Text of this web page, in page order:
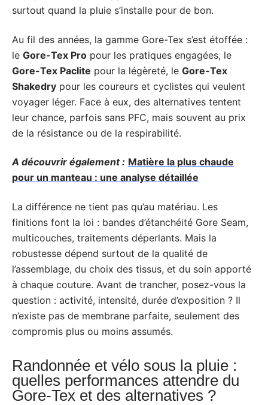
surtout quand la pluie s’installe pour de bon.
Au fil des années, la gamme Gore-Tex s’est étoffée :
le Gore-Tex Pro pour les pratiques engagées, le
Gore-Tex Paclite pour la légèreté, le Gore-Tex
Shakedry pour les coureurs et cyclistes qui veulent
voyager léger. Face à eux, des alternatives tentent
leur chance, parfois sans PFC, mais souvent au prix
de la résistance ou de la respirabilité.
A découvrir également : Matière la plus chaude
pour un manteau : une analyse détaillée
La différence ne tient pas qu’au matériau. Les
finitions font la loi : bandes d’étanchéité Gore Seam,
multicouches, traitements déperlants. Mais la
robustesse dépend surtout de la qualité de
l’assemblage, du choix des tissus, et du soin apporté
à chaque couture. Avant de trancher, posez-vous la
question : activité, intensité, durée d’exposition ? Il
n’existe pas de membrane parfaite, seulement des
compromis plus ou moins assumés.
Randonnée et vélo sous la pluie :
quelles performances attendre du
Gore-Tex et des alternatives ?